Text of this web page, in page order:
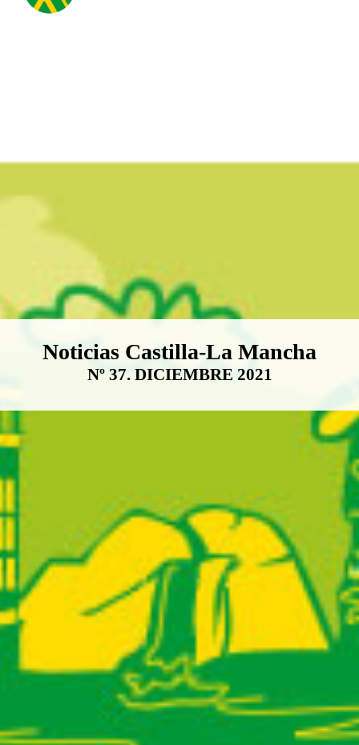
Boletín Noticias Castilla-La
Noticias Castilla-La Mancha
Nº 37. DICIEMBRE 2021